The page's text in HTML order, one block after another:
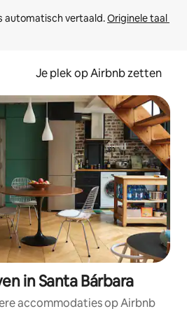
automatisch vertaald. Originele taal
Je plek op Airbnb zetten
in Santa Bárbara
accommodaties op Airbnb